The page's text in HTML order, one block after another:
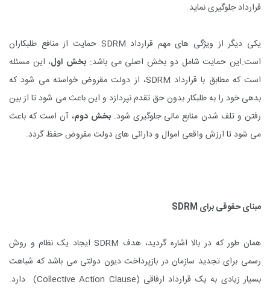
قرارداد جلوگیری نماید.
یکی دیگر از ویژگی های مهم قرارداد SDRM حمایت از منافع طلبکاران
است.این حمایت شامل دو بخش اصلی می باشد: بخش اول، این مسئله
است که مطابق با قرارداد SDRM، از دولت مقروض خواسته می شود که
بدهی خود را به طلبکار بدون حق تقدم نپردازد و این باعث می شود تا از بین
رفتن و تلف شدن منابع مالی جلوگیری شود.بخش دوم، آن است که باعث
می شود تا ارزش واقعی اموال و دارائی های دولت مقروض حفظ گردد.
مبنای حقوقی برای SDRM
همان طور که در بالا اشاره گردید، هدف SDRMایجاد یک نظام و روش
رسمی برای تجدید سازمان در بازپرداخت دیون دولتی می باشد که شباهت
بسیار زیادی به یک قرارداد ارفاقی (Collective Action Clause) دارد.